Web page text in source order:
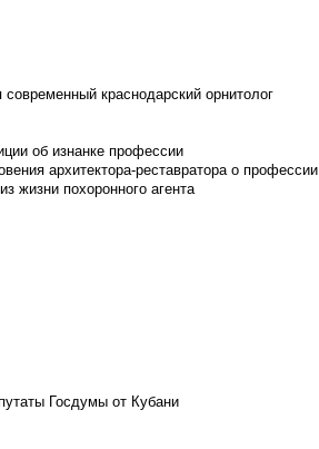
краснодарский орнитолог
об изнанке профессии
архитектора-реставратора о профессии
жизни похоронного агента
Госдумы от Кубани